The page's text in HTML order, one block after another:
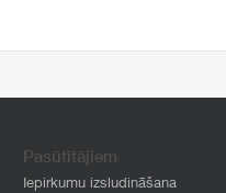
Pasūtītājiem
Iepirkumu izsludināšana